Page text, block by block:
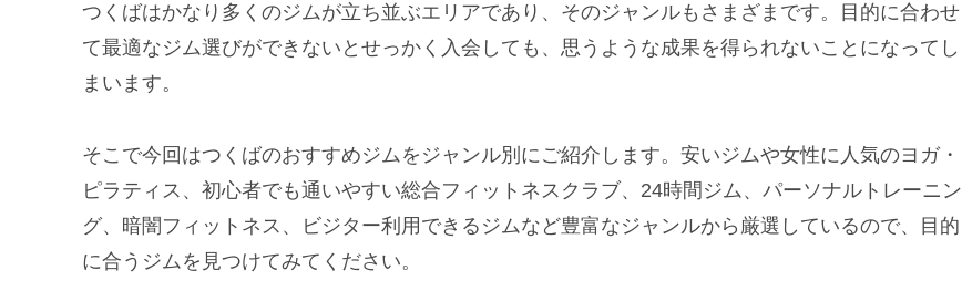
つくばはかなり多くのジムが立ち並ぶエリアであり、そのジャンルもさまざまです。目的に合わせ
て最適なジム選びができないとせっかく入会しても、思うような成果を得られないことになってし
まいます。
そこで今回はつくばのおすすめジムをジャンル別にご紹介します。安いジムや女性に人気のヨガ・
ピラティス、初心者でも通いやすい総合フィットネスクラブ、24時間ジム、パーソナルトレーニン
グ、暗闇フィットネス、ビジター利用できるジムなど豊富なジャンルから厳選しているので、目的
に合うジムを見つけてみてください。